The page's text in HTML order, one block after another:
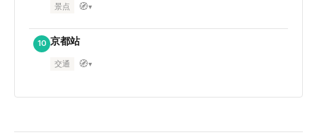
景点 🧭▾
10 京都站
交通 🧭▾